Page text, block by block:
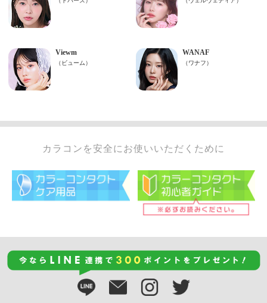
カラコンを安全にお使いいただくために